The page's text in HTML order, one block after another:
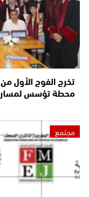
تخرج الفوج الأول
محطة تؤسس لمسار
مجتمع